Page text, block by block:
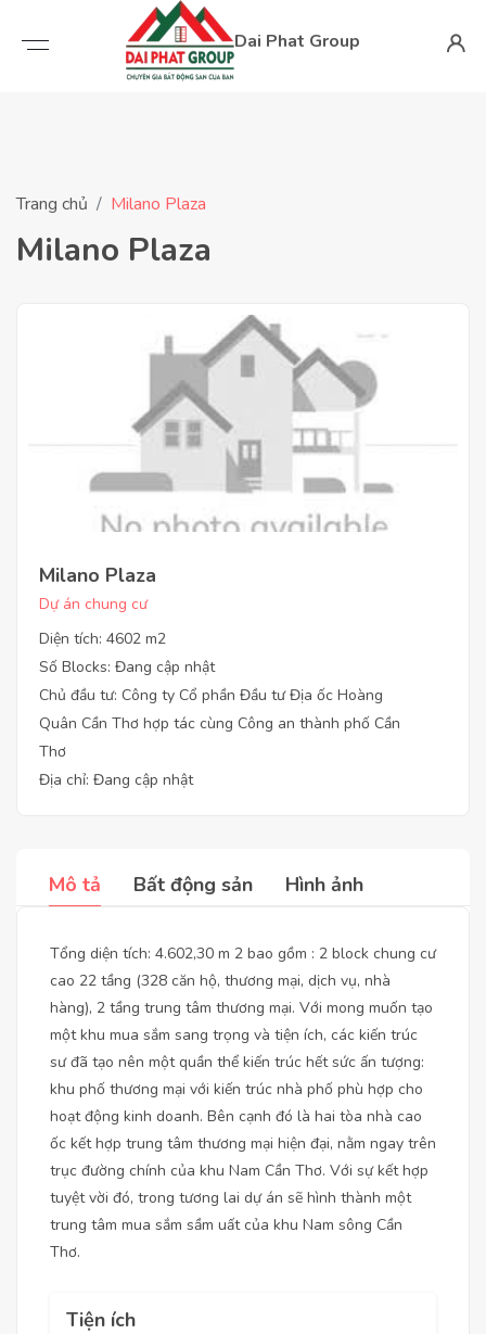
Dai Phat Group
Trang chủ Milano Plaza
Milano Plaza
Milano Plaza
Dự án chung cư
Diện tích: 4602 m2
Số Blocks: Đang cập nhật
Chủ đầu tư: Công ty Cổ phần Đầu tư Địa ốc Hoàng
Quân Cần Thơ hợp tác cùng Công an thành phố Cần
Thơ
Địa chỉ: Đang cập nhật
Mô tả Bất động sản Hình ảnh
Tổng diện tích: 4.602,30 m 2 bao gồm : 2 block chung cư
cao 22 tầng (328 căn hộ, thương mại, dịch vụ, nhà
hàng), 2 tầng trung tâm thương mại. Với mong muốn tạo
một khu mua sắm sang trọng và tiện ích, các kiến trúc
sư đã tạo nên một quần thể kiến trúc hết sức ấn tượng:
khu phố thương mại với kiến trúc nhà phố phù hợp cho
hoạt động kinh doanh. Bên cạnh đó là hai tòa nhà cao
ốc kết hợp trung tâm thương mại hiện đại, nằm ngay trên
trục đường chính của khu Nam Cần Thơ. Với sự kết hợp
tuyệt vời đó, trong tương lai dự án sẽ hình thành một
trung tâm mua sắm sầm uất của khu Nam sông Cần
Thơ.
Tiện ích